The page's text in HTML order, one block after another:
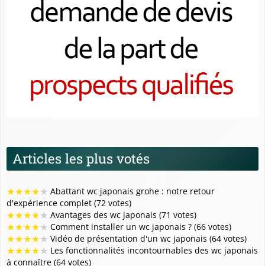
Articles les plus votés
★★★★★ Abattant wc japonais grohe : notre retour
d'expérience complet (72 votes)
★★★★★ Avantages des wc japonais (71 votes)
★★★★★ Comment installer un wc japonais ? (66 votes)
★★★★★ Vidéo de présentation d'un wc japonais (64 votes)
★★★★★ Les fonctionnalités incontournables des wc japonais
à connaître (64 votes)